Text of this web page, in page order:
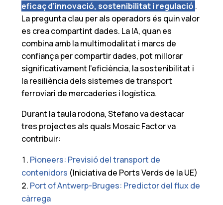
eficaçd’innovació,sostenibilitati regulació .
La pregunta clau per als operadors és quin valor
es crea compartint dades. La IA, quan es
combina amb la multimodalitat i marcs de
confiança per compartir dades, pot millorar
significativament l’eficiència, la sostenibilitat i
la resiliència dels sistemes de transport
ferroviari de mercaderies i logística.
Durant la taula rodona, Stefano va destacar
tres projectes als quals Mosaic Factor va
contribuir:
Pioneers: Previsió del transport de
contenidors (Iniciativa de Ports Verds de la UE)
Port of Antwerp-Bruges: Predictor del flux de
càrrega